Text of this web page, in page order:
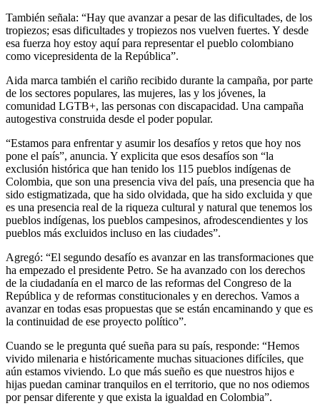
También señala: “Hay que avanzar a pesar de las dificultades, de los
tropiezos; esas dificultades y tropiezos nos vuelven fuertes. Y desde
esa fuerza hoy estoy aquí para representar el pueblo colombiano
como vicepresidenta de la República”.
Aida marca también el cariño recibido durante la campaña, por parte
de los sectores populares, las mujeres, las y los jóvenes, la
comunidad LGTB+, las personas con discapacidad. Una campaña
autogestiva construida desde el poder popular.
“Estamos para enfrentar y asumir los desafíos y retos que hoy nos
pone el país”, anuncia. Y explicita que esos desafíos son “la
exclusión histórica que han tenido los 115 pueblos indígenas de
Colombia, que son una presencia viva del país, una presencia que ha
sido estigmatizada, que ha sido olvidada, que ha sido excluida y que
es una presencia real de la riqueza cultural y natural que tenemos los
pueblos indígenas, los pueblos campesinos, afrodescendientes y los
pueblos más excluidos incluso en las ciudades”.
Agregó: “El segundo desafío es avanzar en las transformaciones que
ha empezado el presidente Petro. Se ha avanzado con los derechos
de la ciudadanía en el marco de las reformas del Congreso de la
República y de reformas constitucionales y en derechos. Vamos a
avanzar en todas esas propuestas que se están encaminando y que es
la continuidad de ese proyecto político”.
Cuando se le pregunta qué sueña para su país, responde: “Hemos
vivido milenaria e históricamente muchas situaciones difíciles, que
aún estamos viviendo. Lo que más sueño es que nuestros hijos e
hijas puedan caminar tranquilos en el territorio, que no nos odiemos
por pensar diferente y que exista la igualdad en Colombia”.